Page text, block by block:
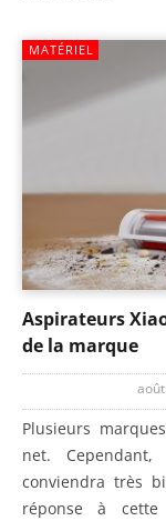
MATÉRIEL
Aspirateurs
de la marque
Plusieurs
net.
conviendra très
réponse à